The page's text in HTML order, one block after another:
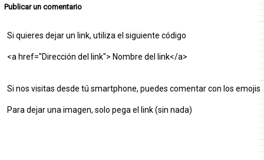
Publicar un comentario
Si quieres dejar un link, utiliza el siguiente código
<a href="Dirección del link"> Nombre del link</a>
Si nos visitas desde tú smartphone, puedes comentar con los emojis
Para dejar una imagen, solo pega el link (sin nada)